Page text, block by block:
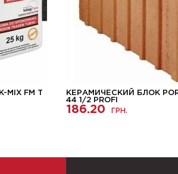
FM T
КЕРАМИЧЕСКИЙ БЛОК
44 1/2 PROFI
186.20 ГРН.